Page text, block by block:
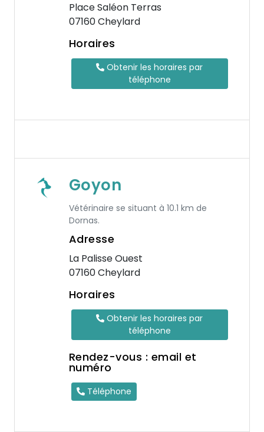
Place Saléon Terras
07160 Cheylard
Horaires
Obtenir les horaires par
téléphone
Goyon
Vétérinaire se situant à 10.1 km de
Dornas.
Adresse
La Palisse Ouest
07160 Cheylard
Horaires
Obtenir les horaires par
téléphone
Rendez-vous : email et
numéro
Téléphone